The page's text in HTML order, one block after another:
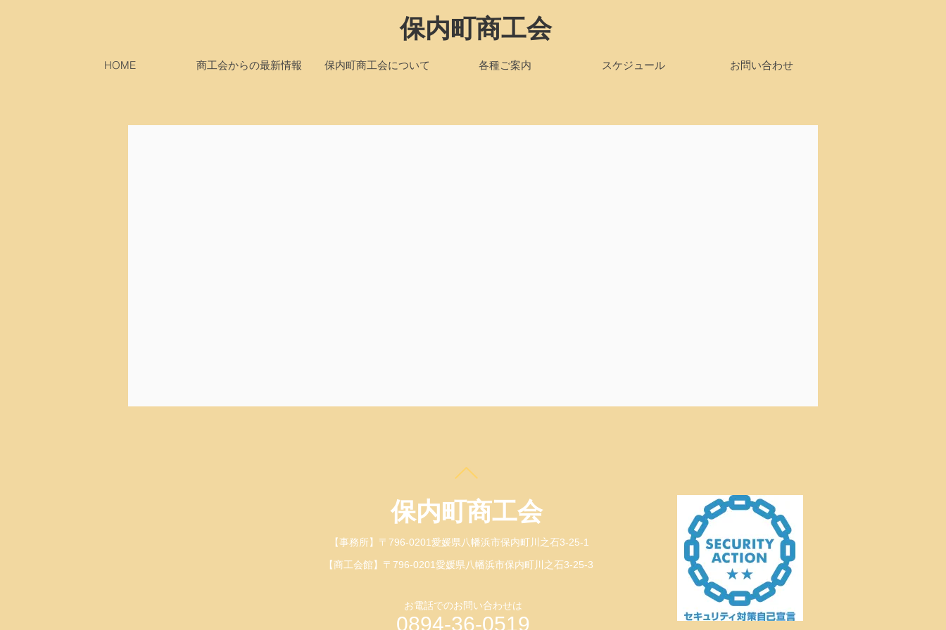
保内町商工会
HOME 商工会からの最新情報 保内町商工会について 各種ご案内 スケジュール お問い合わせ
​保内町商工会
【事務所】〒796-0201愛媛県八幡浜市保内町川之石3-25-1
お電話でのお問い合わせは
0894-36-0519
【商工会館】〒796-0201愛媛県八幡浜市保内町川之石3-25-3